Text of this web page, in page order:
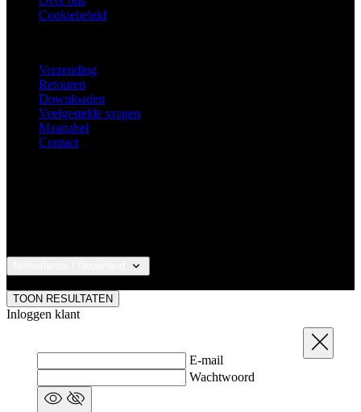
Cookiebeleid
Verzending
Retouren
Downloaden
Veelgestelde vragen
Maattabel
Contact
TOON RESULTATEN
Sluit
Inloggen klant
E-mail
Wachtwoord